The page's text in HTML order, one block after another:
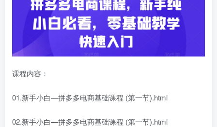
课程内容：
01.新手小白—拼多多电商基础课程 (第一节).html
02.新手小白—拼多多电商基础课程 (第一节).html